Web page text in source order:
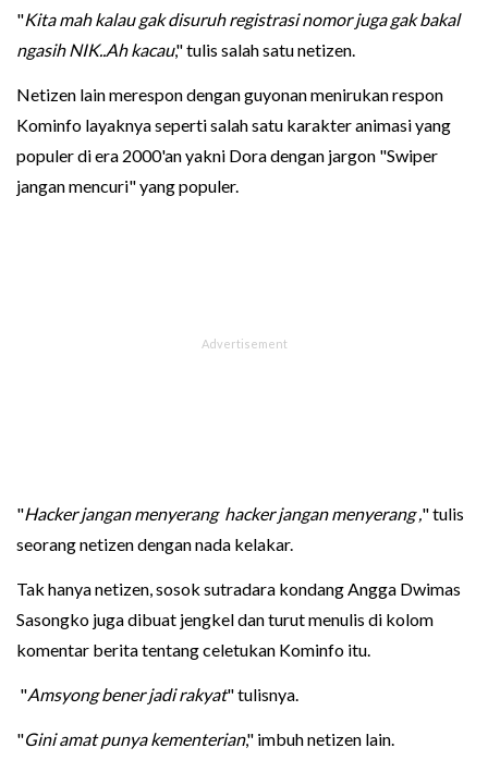
"Kita mah kalau gak disuruh registrasi nomor juga gak bakal
ngasih NIK..Ah kacau," tulis salah satu netizen.
Netizen lain merespon dengan guyonan menirukan respon
Kominfo layaknya seperti salah satu karakter animasi yang
populer di era 2000'an yakni Dora dengan jargon "Swiper
jangan mencuri" yang populer.
"Hacker jangan menyerang hacker jangan menyerang , " tulis
seorang netizen dengan nada kelakar.
Tak hanya netizen, sosok sutradara kondang Angga Dwimas
Sasongko juga dibuat jengkel dan turut menulis di kolom
komentar berita tentang celetukan Kominfo itu.
"Amsyong bener jadi rakyat" tulisnya.
"Gini amat punya kementerian," imbuh netizen lain.